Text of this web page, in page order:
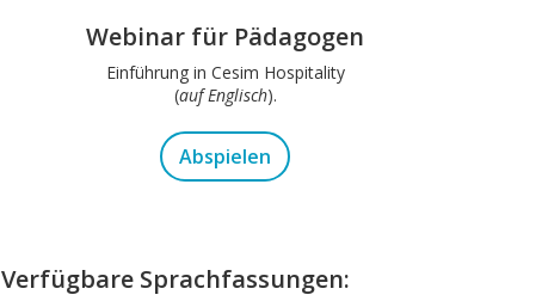
Webinar für Pädagogen
Einführung in Cesim Hospitality
(auf Englisch).
Abspielen
Verfügbare Sprachfassungen: